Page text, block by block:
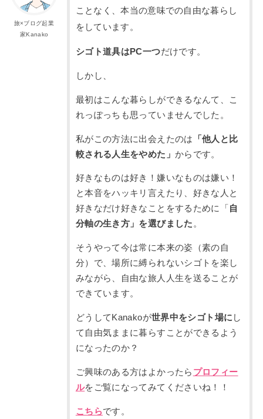
旅×ブログ起業
家Kanako
ことなく、本当の意味での自由な暮らし
をしています。
シゴト道具はPC一つだけです。
しかし、
最初はこんな暮らしができるなんて、こ
れっぽっちも思っていませんでした。
私がこの方法に出会えたのは
「他人と比
較される人生をやめた」 からです。
好きなものは好き！嫌いなものは嫌い！
と本音をハッキリ言えたり、好きな人と
好きなだけ好きなことをするために「 自
分軸の生き方」を選びました。
そうやって今は常に本来の姿（素の自
分）で、場所に縛られないシゴトを楽し
みながら、自由な旅人人生を送ることが
できています。
どうしてKanakoが世界中をシゴト場に し
て自由気ままに暮らすことができるよう
になったのか？
ご興味のある方はよかったら プロフィー
ルをご覧になってみてくださいね！！
こちらです。